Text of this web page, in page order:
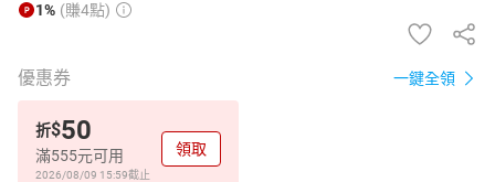
1% (賺4點)
優惠券 一鍵全領
折$50
滿555元可用
2026/08/09 15:59截止
領取